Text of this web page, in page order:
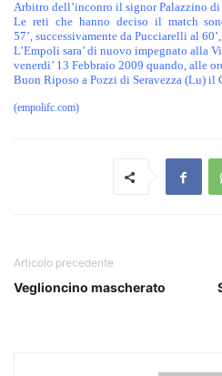
Arbitro dell’inconro il signor Palazzino
Le reti che hanno deciso il match
57’, successivamente da Pucciarelli al
L’Empoli sara’ di nuovo impegnato alla
venerdi’ 13 Febbraio 2009 quando, alle
Buon Riposo a Pozzi di Seravezza (Lu) il
(empolifc.com)
Articolo precedente
Veglioncino mascherato